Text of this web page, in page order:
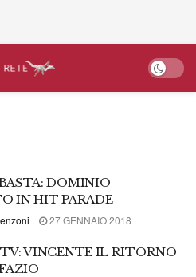
DOMINIO
IN HIT PARADE
27 GENNAIO 2018
VINCENTE IL RITORNO